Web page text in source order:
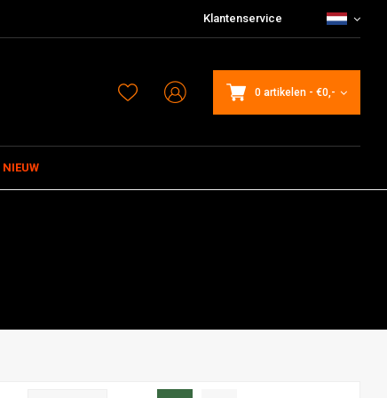
Klantenservice
0 artikelen - €0,-
NIEUW